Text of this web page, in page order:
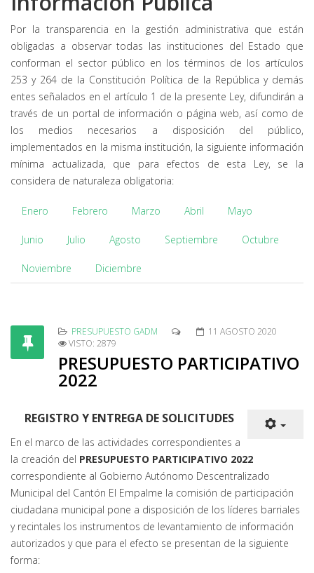
Por la transparencia en la gestión administrativa que están
obligadas a observar todas las instituciones del Estado que
conforman el sector público en los términos de los artículos
253 y 264 de la Constitución Política de la República y demás
entes señalados en el artículo 1 de la presente Ley, difundirán a
través de un portal de información o página web, así como de
los medios necesarios a disposición del público,
implementados en la misma institución, la siguiente información
mínima actualizada, que para efectos de esta Ley, se la
considera de naturaleza obligatoria:
Enero Febrero Marzo Abril Mayo
Junio Julio Agosto Septiembre Octubre
Noviembre Diciembre
PRESUPUESTO GADM
11 AGOSTO 2020
VISTO: 2879
PRESUPUESTO PARTICIPATIVO
2022
REGISTRO Y ENTREGA DE SOLICITUDES
En el marco de las actividades correspondientes a
la creación del PRESUPUESTO PARTICIPATIVO 2022
correspondiente al Gobierno Autónomo Descentralizado
Municipal del Cantón El Empalme la comisión de participación
ciudadana municipal pone a disposición de los líderes barriales
y recintales los instrumentos de levantamiento de información
autorizados y que para el efecto se presentan de la siguiente
forma: